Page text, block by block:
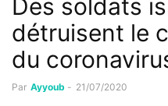
Des soldats
détruisent le
du
Par Ayyoub - 21/07/2020